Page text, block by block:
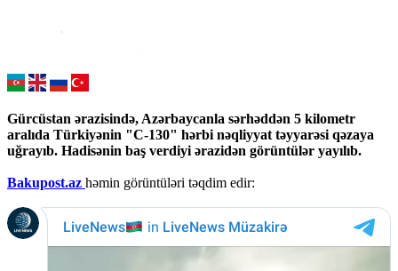
Gürcüstan ərazisində, Azərbaycanla sərhəddən 5 kilometr
aralıda Türkiyənin "C-130" hərbi nəqliyyat təyyarəsi qəzaya
uğrayıb. Hadisənin baş verdiyi ərazidən görüntülər yayılıb.
Bakupost.az həmin görüntüləri təqdim edir: